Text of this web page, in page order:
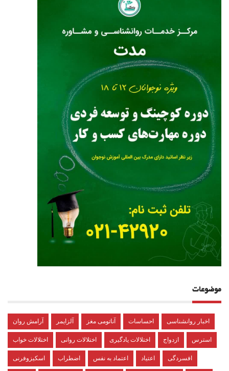
موضوعات
آرامش روان آلزایمر آناتومی مغز احساسات اخبار روانشناسی
اختلالات خواب اختلالات روانی اختلالات یادگیری ازدواج استرس
اسکیزوفرنی اضطراب اعتماد به نفس اعتیاد افسردگی